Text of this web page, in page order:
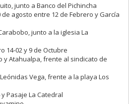
junto a Banco del Pichincha
de agosto entre 12 de Febrero y García
junto a la iglesia La
14-02 y 9 de Octubre
y Atahualpa, frente al sindicato de
Vega, frente a la playa Los
Pasaje La Catedral